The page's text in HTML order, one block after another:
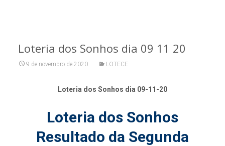
Loteria dos Sonhos dia 09 11 20
9 de novembro de 2020 LOTECE
Loteria dos Sonhos dia 09-11-20
Loteria dos Sonhos
Resultado da Segunda